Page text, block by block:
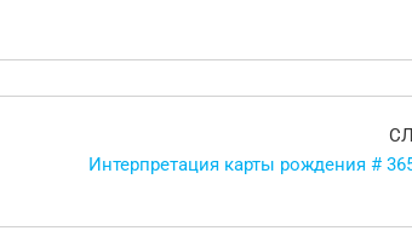
Интерпретация карты рождения #